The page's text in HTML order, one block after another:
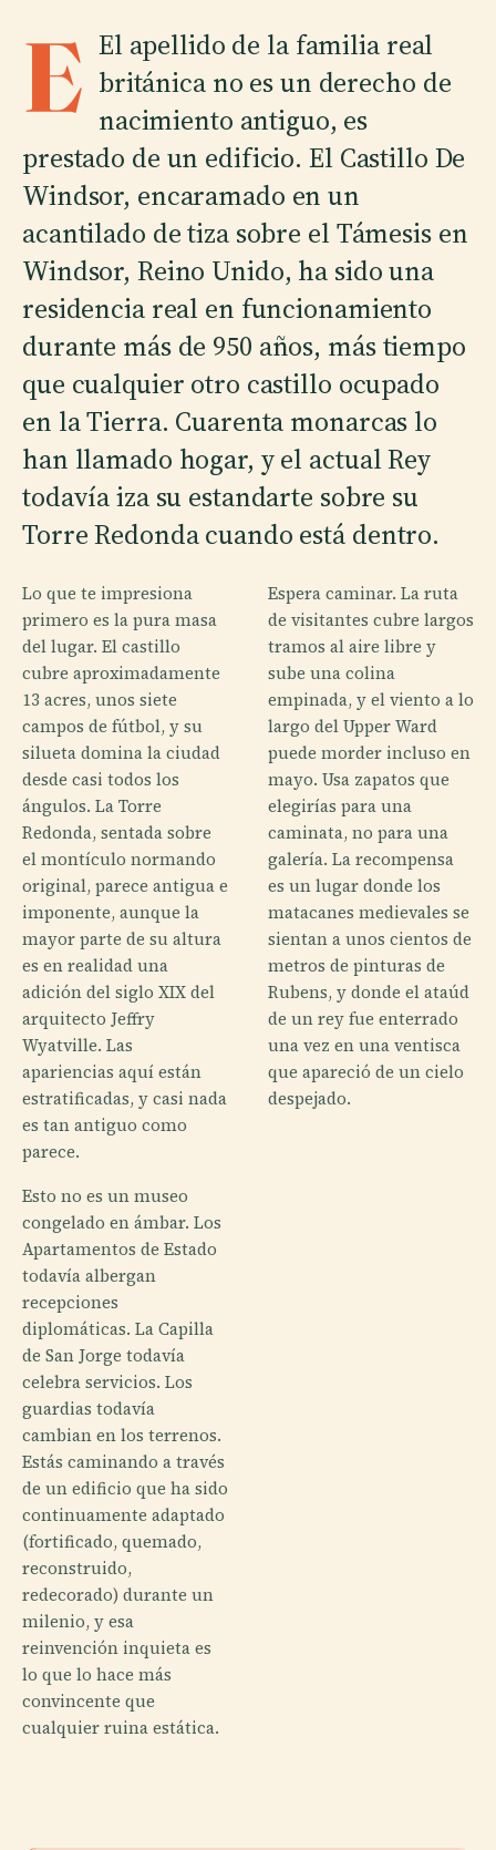
E El apellido de la familia real
británica no es un derecho de
nacimiento antiguo, es
prestado de un edificio. El Castillo De
Windsor, encaramado en un
acantilado de tiza sobre el Támesis en
Windsor, Reino Unido, ha sido una
residencia real en funcionamiento
durante más de 950 años, más tiempo
que cualquier otro castillo ocupado
en la Tierra. Cuarenta monarcas lo
han llamado hogar, y el actual Rey
todavía iza su estandarte sobre su
Torre Redonda cuando está dentro.
Lo que te impresiona
primero es la pura masa
del lugar. El castillo
cubre aproximadamente
13 acres, unos siete
campos de fútbol, y su
silueta domina la ciudad
desde casi todos los
ángulos. La Torre
Redonda, sentada sobre
el montículo normando
original, parece antigua e
imponente, aunque la
mayor parte de su altura
es en realidad una
adición del siglo XIX del
arquitecto Jeffry
Wyatville. Las
apariencias aquí están
estratificadas, y casi nada
es tan antiguo como
parece.
Esto no es un museo
congelado en ámbar. Los
Apartamentos de Estado
todavía albergan
recepciones
diplomáticas. La Capilla
de San Jorge todavía
celebra servicios. Los
guardias todavía
cambian en los terrenos.
Estás caminando a través
de un edificio que ha sido
continuamente adaptado
(fortificado, quemado,
reconstruido,
redecorado) durante un
milenio, y esa
reinvención inquieta es
lo que lo hace más
convincente que
cualquier ruina estática.
Espera caminar. La ruta
de visitantes cubre largos
tramos al aire libre y
sube una colina
empinada, y el viento a lo
largo del Upper Ward
puede morder incluso en
mayo. Usa zapatos que
elegirías para una
caminata, no para una
galería. La recompensa
es un lugar donde los
matacanes medievales se
sientan a unos cientos de
metros de pinturas de
Rubens, y donde el ataúd
de un rey fue enterrado
una vez en una ventisca
que apareció de un cielo
despejado.